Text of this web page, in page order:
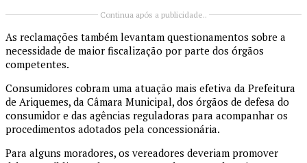
Continua após a publicidade..
As reclamações também levantam questionamentos sobre a
necessidade de maior fiscalização por parte dos órgãos
competentes.
Consumidores cobram uma atuação mais efetiva da Prefeitura
de Ariquemes, da Câmara Municipal, dos órgãos de defesa do
consumidor e das agências reguladoras para acompanhar os
procedimentos adotados pela concessionária.
Para alguns moradores, os vereadores deveriam promover